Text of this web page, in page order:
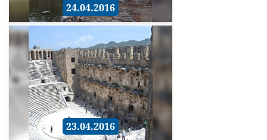
24.04.2016
23.04.2016